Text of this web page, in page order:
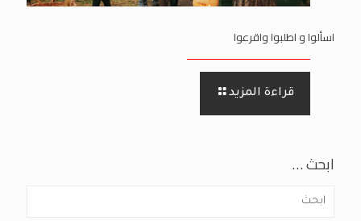
اسألوا و اطلبوا واقرعوا
قراءة المزيد
ابحث …